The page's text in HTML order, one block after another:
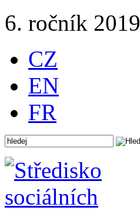
6. ročník 2019
CZ
EN
FR